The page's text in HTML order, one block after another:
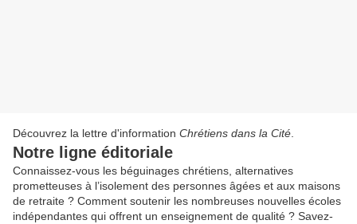
Découvrez la lettre d'information Chrétiens dans la Cité
Notre ligne éditoriale
Connaissez-vous les béguinages chrétiens, alternatives
prometteuses à l’isolement des personnes âgées et aux maisons
de retraite ? Comment soutenir les nombreuses nouvelles écoles
indépendantes qui offrent un enseignement de qualité ? Savez-